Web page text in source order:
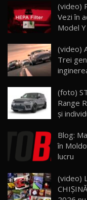
22
23
24
Van
mai
26
(video)
Vezi în
Model Y
(video)
Trei
(foto)
Range
și
Blog:
în
lucru
(video)